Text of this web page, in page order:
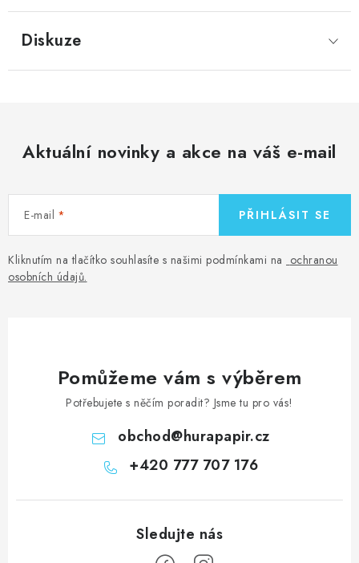
Diskuze
Aktuální novinky a akce na váš e-mail
E-mail
Kliknutím na tlačítko souhlasíte s našimi podmínkami na ochranou
osobních údajů.
PŘIHLÁSIT SE
Pomůžeme vám s výběrem
Potřebujete s něčím poradit? Jsme tu pro vás!
obchod@hurapapir.cz
+420 777 707 176